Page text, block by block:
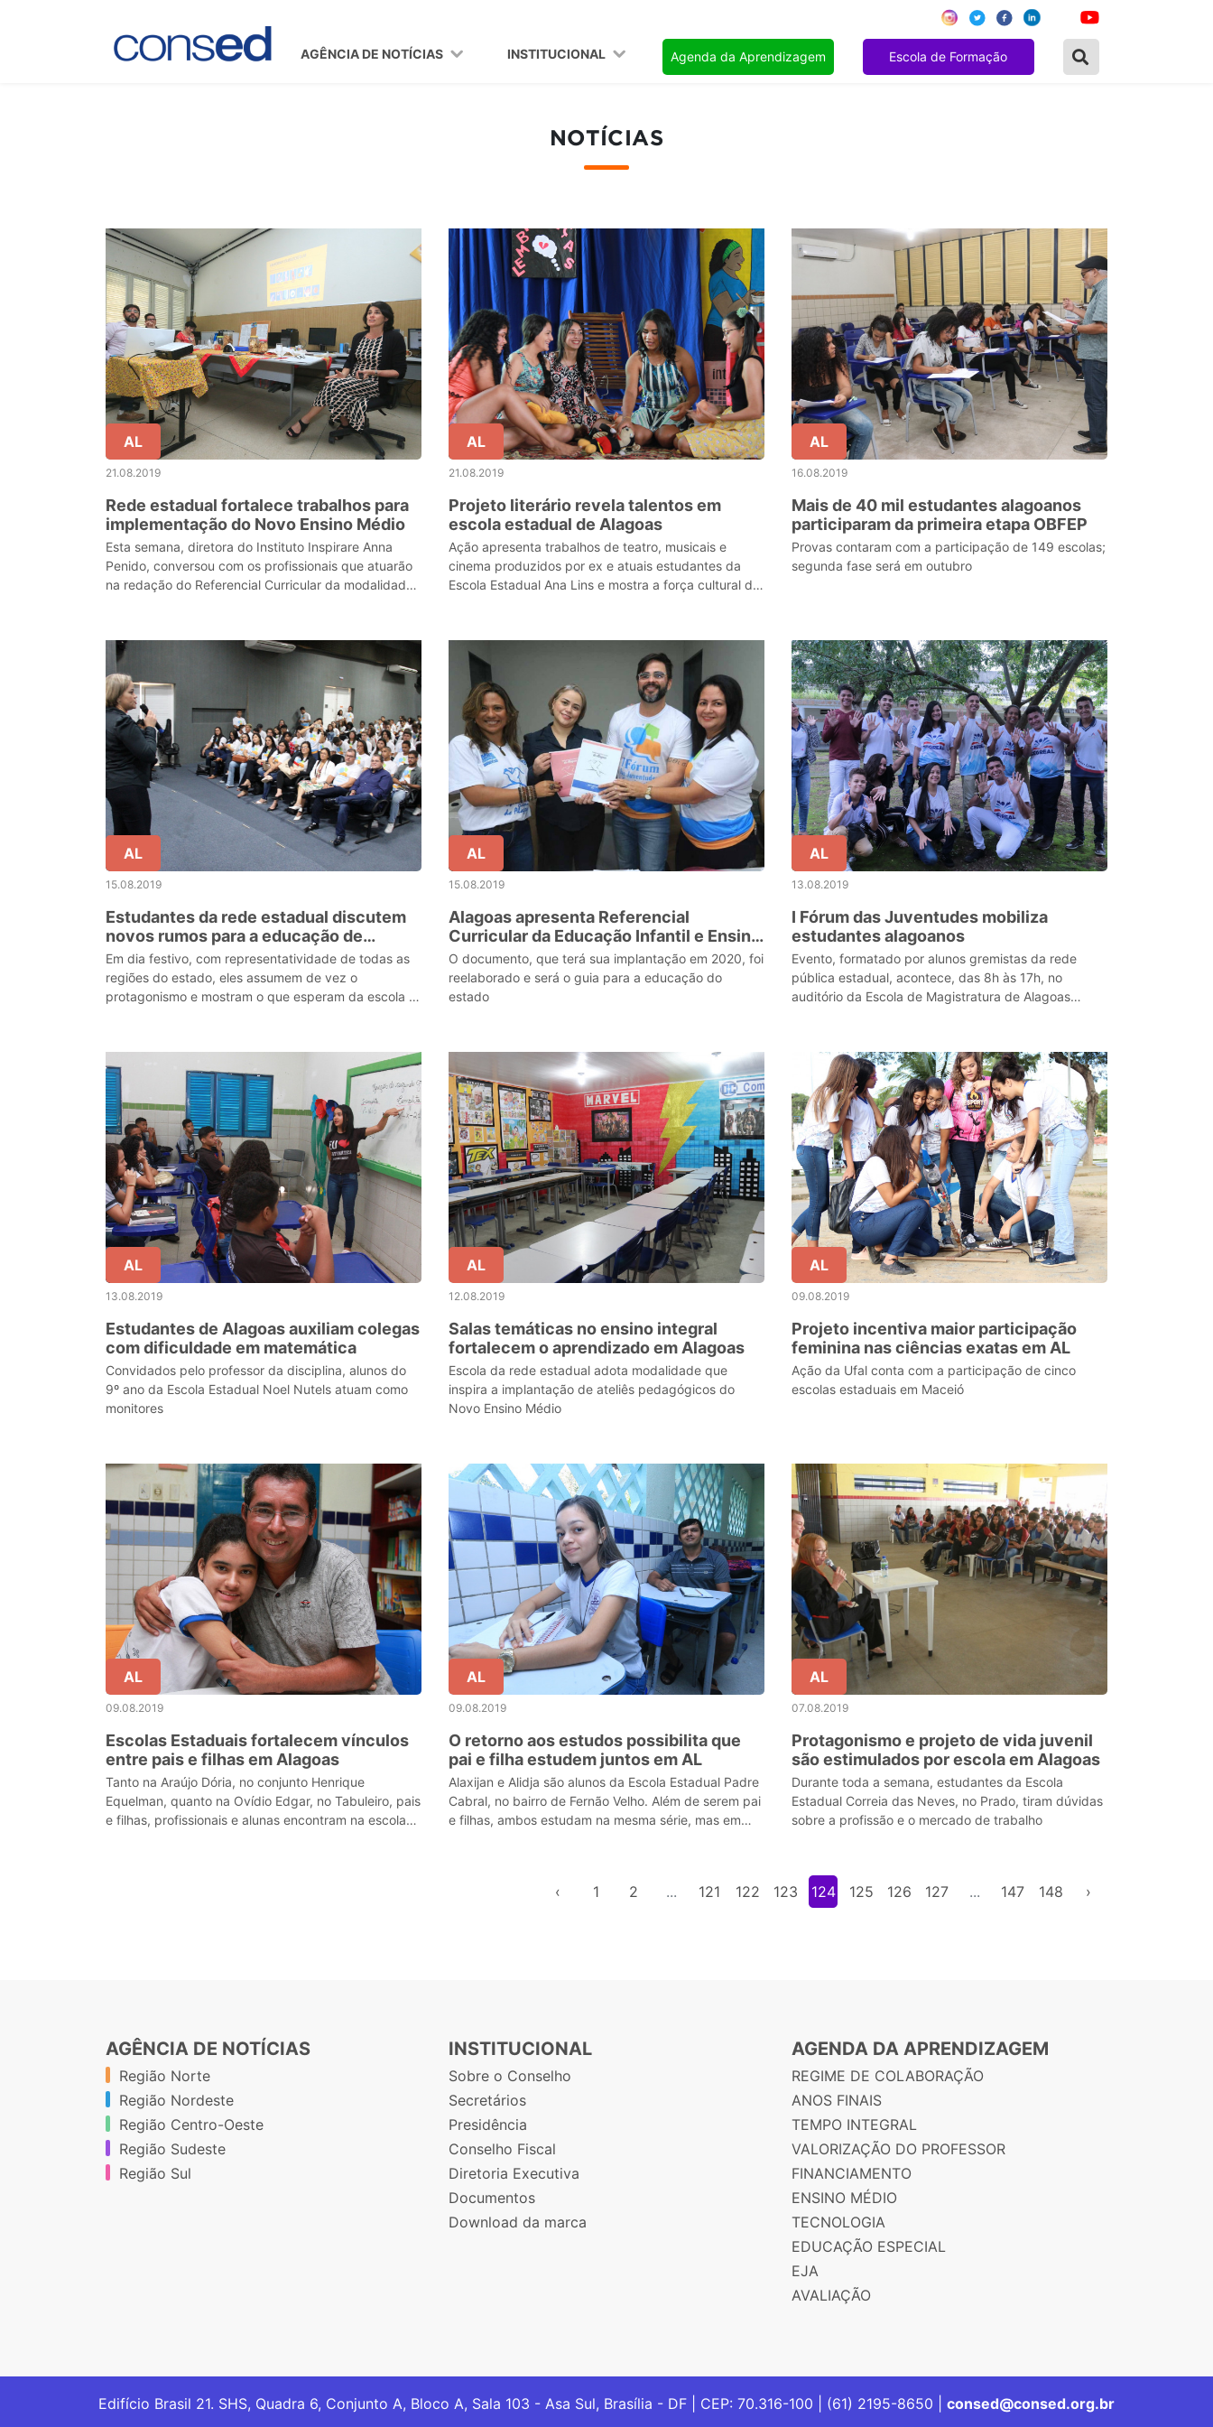
AGÊNCIA DE NOTÍCIAS INSTITUCIONAL Agenda da Aprendizagem Escola de Formação
NOTÍCIAS
AL
21.08.2019
Rede estadual fortalece trabalhos para
implementação do Novo Ensino Médio
Esta semana, diretora do Instituto Inspirare Anna
Penido, conversou com os profissionais que atuarão
na redação do Referencial Curricular da modalidade
AL
21.08.2019
Projeto literário revela talentos em
escola estadual de Alagoas
Ação apresenta trabalhos de teatro, musicais e
cinema produzidos por ex e atuais estudantes da
Escola Estadual Ana Lins e mostra a força cultural da
AL
16.08.2019
Mais de 40 mil estudantes alagoanos
participaram da primeira etapa OBFEP
Provas contaram com a participação de 149 escolas;
segunda fase será em outubro
AL
15.08.2019
Estudantes da rede estadual discutem
novos rumos para a educação de
Alagoas
Em dia festivo, com representatividade de todas as
regiões do estado, eles assumem de vez o
protagonismo e mostram o que esperam da escola e
AL
15.08.2019
Alagoas apresenta Referencial
Curricular da Educação Infantil e Ensino
Fundamental
O documento, que terá sua implantação em 2020, foi
reelaborado e será o guia para a educação do
estado
AL
13.08.2019
I Fórum das Juventudes mobiliza
estudantes alagoanos
Evento, formatado por alunos gremistas da rede
pública estadual, acontece, das 8h às 17h, no
auditório da Escola de Magistratura de Alagoas
AL
13.08.2019
Estudantes de Alagoas auxiliam colegas
com dificuldade em matemática
Convidados pelo professor da disciplina, alunos do
9º ano da Escola Estadual Noel Nutels atuam como
monitores
AL
12.08.2019
Salas temáticas no ensino integral
fortalecem o aprendizado em Alagoas
Escola da rede estadual adota modalidade que
inspira a implantação de ateliês pedagógicos do
Novo Ensino Médio
AL
09.08.2019
Projeto incentiva maior participação
feminina nas ciências exatas em AL
Ação da Ufal conta com a participação de cinco
escolas estaduais em Maceió
AL
09.08.2019
Escolas Estaduais fortalecem vínculos
entre pais e filhas em Alagoas
Tanto na Araújo Dória, no conjunto Henrique
Equelman, quanto na Ovídio Edgar, no Tabuleiro, pais
e filhas, profissionais e alunas encontram na escola
AL
09.08.2019
O retorno aos estudos possibilita que
pai e filha estudem juntos em AL
Alaxijan e Alidja são alunos da Escola Estadual Padre
Cabral, no bairro de Fernão Velho. Além de serem pai
e filhas, ambos estudam na mesma série, mas em
AL
07.08.2019
Protagonismo e projeto de vida juvenil
são estimulados por escola em Alagoas
Durante toda a semana, estudantes da Escola
Estadual Correia das Neves, no Prado, tiram dúvidas
sobre a profissão e o mercado de trabalho
‹ 1 2 ... 121 122 123 124 125 126 127 ... 147 148 ›
AGÊNCIA DE NOTÍCIAS
Região Norte
Região Nordeste
Região Centro-Oeste
Região Sudeste
Região Sul
INSTITUCIONAL
Sobre o Conselho
Secretários
Presidência
Conselho Fiscal
Diretoria Executiva
Documentos
Download da marca
AGENDA DA APRENDIZAGEM
REGIME DE COLABORAÇÃO
ANOS FINAIS
TEMPO INTEGRAL
VALORIZAÇÃO DO PROFESSOR
FINANCIAMENTO
ENSINO MÉDIO
TECNOLOGIA
EDUCAÇÃO ESPECIAL
EJA
AVALIAÇÃO
Edifício Brasil 21. SHS, Quadra 6, Conjunto A, Bloco A, Sala 103 - Asa Sul, Brasília - DF | CEP: 70.316-100 | (61) 2195-8650 | consed@consed.org.br